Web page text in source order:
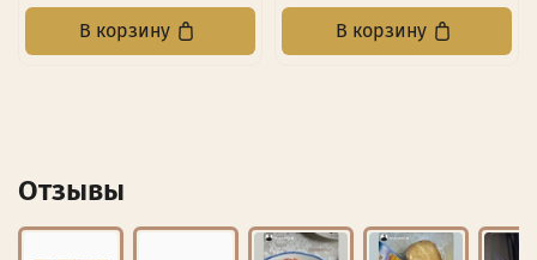
В корзину В корзину
Отзывы